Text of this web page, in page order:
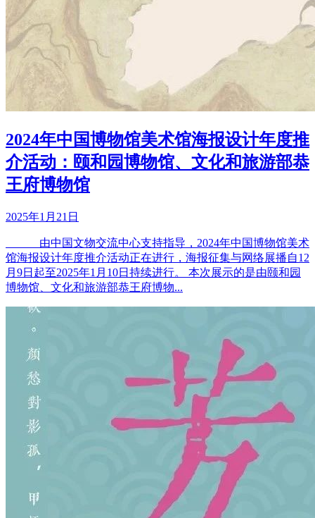
2024年中国博物馆美术馆海报设计年度推
介活动：颐和园博物馆、文化和旅游部恭
王府博物馆
2025年1月21日
由中国文物交流中心支持指导，2024年中国博物馆美术
馆海报设计年度推介活动正在进行，海报征集与网络展播自12
月9日起至2025年1月10日持续进行。 本次展示的是由颐和园
博物馆、文化和旅游部恭王府博物...